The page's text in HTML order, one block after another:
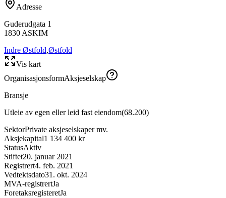
Adresse
Guderudgata 1
1830ASKIM
Indre Østfold,Østfold
Vis kart
OrganisasjonsformAksjeselskap
Bransje
Utleie av egen eller leid fast eiendom(68.200)
SektorPrivate aksjeselskaper mv.
Aksjekapital1 134 400 kr
StatusAktiv
Stiftet20. januar 2021
Registrert4. feb. 2021
Vedtektsdato31. okt. 2024
MVA-registrertJa
ForetaksregisteretJa